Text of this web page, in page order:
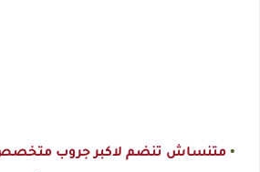
•متنساش تنضم لاكبر جروب متخصص